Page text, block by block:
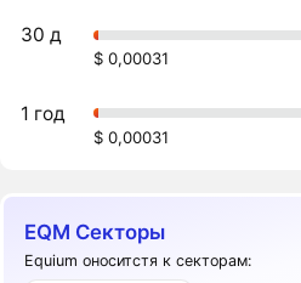
30 д
$ 0,00031
1 год
$ 0,00031
EQM Секторы
Equium оноситстя к секторам: